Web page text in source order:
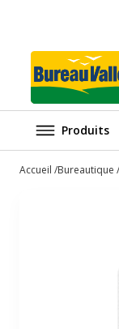
Produits
Accueil Bureautique